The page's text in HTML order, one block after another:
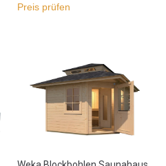
Preis prüfen